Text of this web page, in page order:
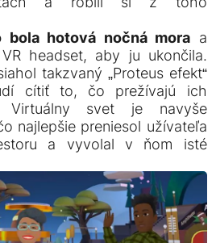
bola hotová nočná mora a
headset, aby ju ukončila.
takzvaný „Proteus efekt“
cítiť to, čo prežívajú ich
Virtuálny svet je navyše
najlepšie preniesol užívateľa
a vyvolal v ňom isté